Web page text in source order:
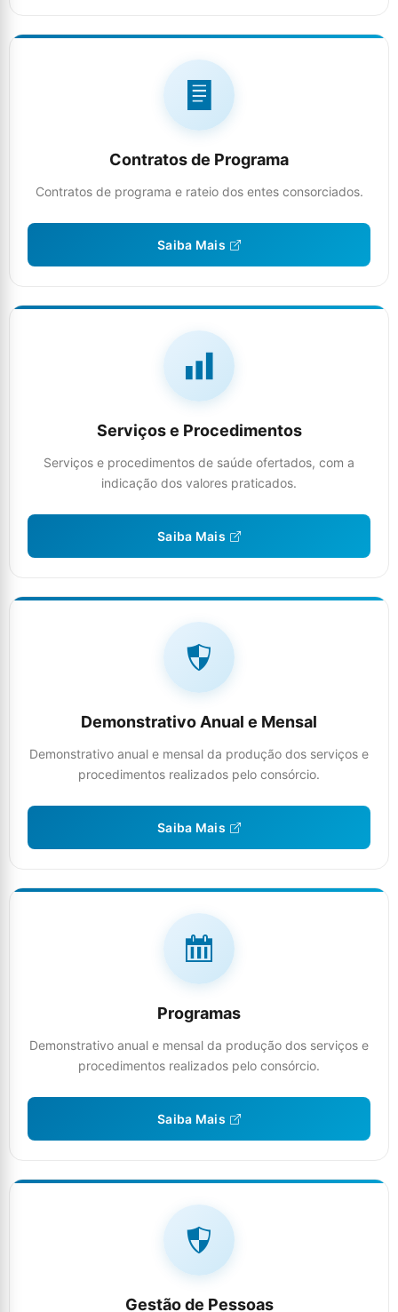
Contratos de Programa
Contratos de programa e rateio dos entes consorciados.
Saiba Mais
Serviços e Procedimentos
Serviços e procedimentos de saúde ofertados, com a
indicação dos valores praticados.
Saiba Mais
Demonstrativo Anual e Mensal
Demonstrativo anual e mensal da produção dos serviços e
procedimentos realizados pelo consórcio.
Saiba Mais
Programas
Demonstrativo anual e mensal da produção dos serviços e
procedimentos realizados pelo consórcio.
Saiba Mais
Gestão de Pessoas